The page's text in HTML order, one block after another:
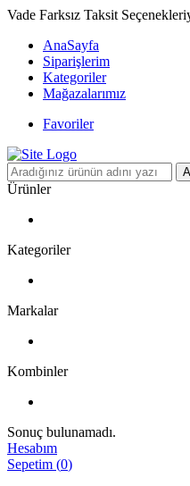
Vade Farksız Taksit
AnaSayfa
Siparişlerim
Kategoriler
Mağazalarımız
Favoriler
Ürünler
Kategoriler
Markalar
Kombinler
Sonuç bulunamadı.
Hesabım
Sepetim (0)